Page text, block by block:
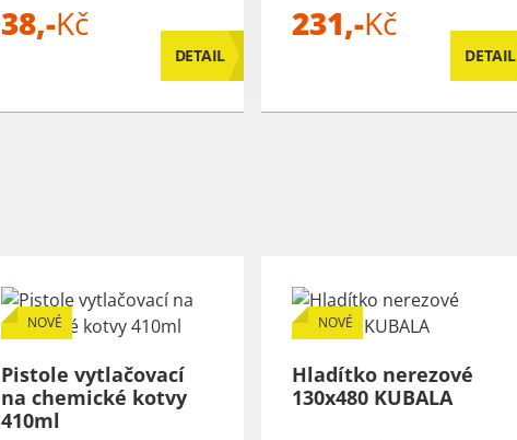
38,-Kč
DETAIL
231,-Kč
DETAIL
NOVÉ
Pistole vytlačovací
na chemické kotvy
410ml
NOVÉ
Hladítko nerezové
130x480 KUBALA